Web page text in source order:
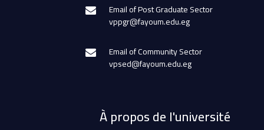
Email of Post Graduate Sector
vppgr@fayoum.edu.eg
Email of Community Sector
vpsed@fayoum.edu.eg
À propos de l'université